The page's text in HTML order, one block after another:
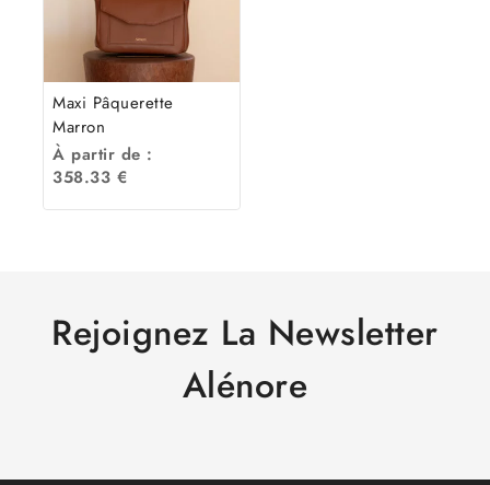
Maxi Pâquerette
Marron
À partir de :
358.33 €
Rejoignez La Newsletter
Alénore